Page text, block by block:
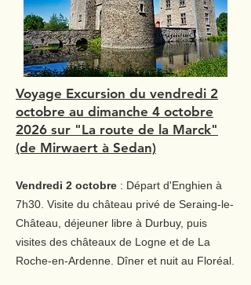
Voyage Excursion du vendredi 2
octobre au dimanche 4 octobre
2026 sur "La route de la Marck"
(de Mirwaert à Sedan)
Vendredi 2 octobre : Départ d'Enghien à
7h30. Visite du château privé de Seraing-le-
Château, déjeuner libre à Durbuy, puis
visites des châteaux de Logne et de La
Roche-en-Ardenne. Dîner et nuit au Floréal.